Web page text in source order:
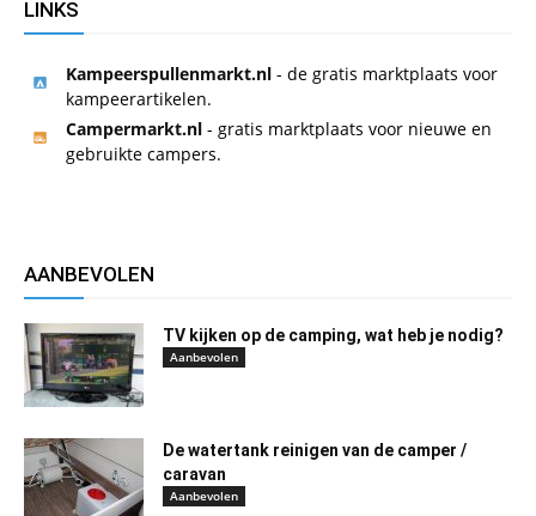
LINKS
Kampeerspullenmarkt.nl - de gratis marktplaats voor
kampeerartikelen.
Campermarkt.nl - gratis marktplaats voor nieuwe en
gebruikte campers.
AANBEVOLEN
TV kijken op de camping, wat heb je nodig?
Aanbevolen
De watertank reinigen van de camper /
caravan
Aanbevolen